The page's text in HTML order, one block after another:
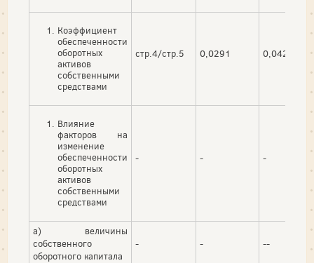
Коэффициент
обеспеченности
оборотных
активов
собственными
средствами
стр.4/стр.5 0,0291 0,0420
Влияние
факторов на
изменение
обеспеченности
оборотных
активов
собственными
средствами
- - -
а) величины
собственного
оборотного капитала
- - --